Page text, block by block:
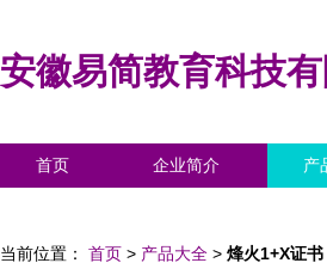
安徽易简教育科技有
首页 企业简介 产
当前位置： 首页 > 产品大全 > 烽火1+X证